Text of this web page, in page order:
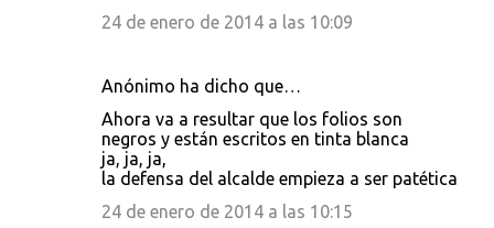
24 de enero de 2014 a las 10:09
Anónimo ha dicho que…
Ahora va a resultar que los folios son
negros y están escritos en tinta blanca
ja, ja, ja,
la defensa del alcalde empieza a ser patética
24 de enero de 2014 a las 10:15